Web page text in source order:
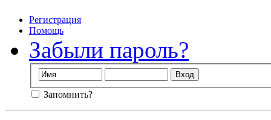
Регистрация
Помощь
Забыли пароль?
Запомнить?